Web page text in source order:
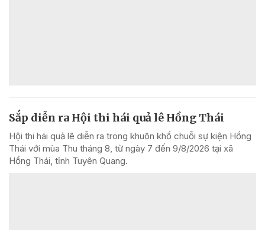
Sắp diễn ra Hội thi hái quả lê Hồng Thái
Hội thi hái quả lê diễn ra trong khuôn khổ chuỗi sự kiện Hồng
Thái với mùa Thu tháng 8, từ ngày 7 đến 9/8/2026 tại xã
Hồng Thái, tỉnh Tuyên Quang.